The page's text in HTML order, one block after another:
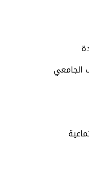
الجامعي